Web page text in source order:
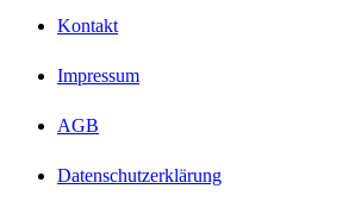
Kontakt
Impressum
AGB
Datenschutzerklärung